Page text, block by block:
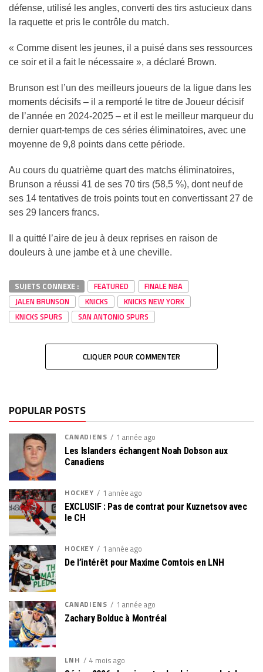
défense, utilisé les angles, converti des tirs astucieux dans
la raquette et pris le contrôle du match.
« Comme disent les jeunes, il a puisé dans ses ressources
ce soir et il a fait le nécessaire », a déclaré Brown.
Brunson est l’un des meilleurs joueurs de la ligue dans les
moments décisifs – il a remporté le titre de Joueur décisif
de l’année en 2024-2025 – et il est le meilleur marqueur du
dernier quart-temps de ces séries éliminatoires, avec une
moyenne de 9,8 points dans cette période.
Au cours du quatrième quart des matchs éliminatoires,
Brunson a réussi 41 de ses 70 tirs (58,5 %), dont neuf de
ses 14 tentatives de trois points tout en convertissant 27 de
ses 29 lancers francs.
Il a quitté l’aire de jeu à deux reprises en raison de
douleurs à une jambe et à une cheville.
SUJETS CONNEXE : FEATURED
FINALE NBA
JALEN BRUNSON
KNICKS
KNICKS NEW YORK
KNICKS SPURS
SAN ANTONIO SPURS
CLIQUER POUR COMMENTER
POPULAR POSTS
CANADIENS 1 année ago
Les Islanders échangent Noah Dobson aux
Canadiens
HOCKEY 1 année ago
EXCLUSIF : Pas de contrat pour Kuznetsov avec
le CH
HOCKEY 1 année ago
De l’intérêt pour Maxime Comtois en LNH
CANADIENS 1 année ago
Zachary Bolduc à Montréal
LNH 4 mois ago